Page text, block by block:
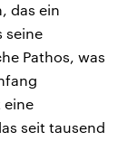
das ein
seine
Pathos, was
eine
seit tausend